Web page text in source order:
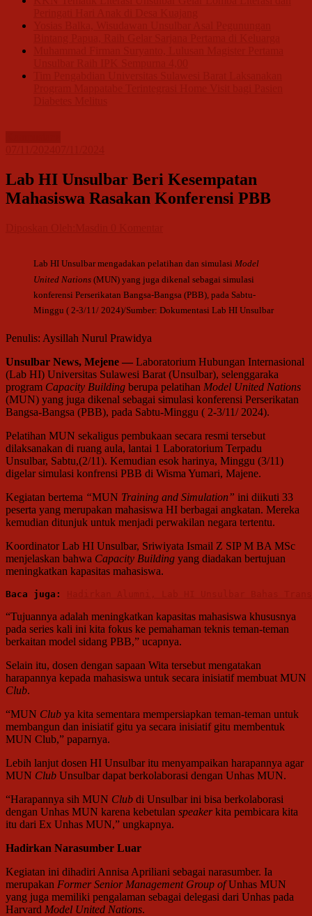
Lab HI Unsulbar Beri Kesempatan
Mahasiswa Rasakan Konferensi PBB
Lab HI Unsulbar mengadakan pelatihan dan simulasi Model
United Nations (MUN) yang juga dikenal sebagai simulasi
konferensi Perserikatan Bangsa-Bangsa (PBB), pada Sabtu-
Minggu ( 2-3/11/ 2024)/Sumber: Dokumentasi Lab HI Unsulbar
Penulis: Aysillah Nurul Prawidya
Unsulbar News, Mejene — Laboratorium Hubungan Internasional
(Lab HI) Universitas Sulawesi Barat (Unsulbar), selenggaraka
program Capacity Building berupa pelatihan Model United Nations
(MUN) yang juga dikenal sebagai simulasi konferensi Perserikatan
Bangsa-Bangsa (PBB), pada Sabtu-Minggu ( 2-3/11/ 2024).
Pelatihan MUN sekaligus pembukaan secara resmi tersebut
dilaksanakan di ruang aula, lantai 1 Laboratorium Terpadu
Unsulbar, Sabtu,(2/11). Kemudian esok harinya, Minggu (3/11)
digelar simulasi konfrensi PBB di Wisma Yumari, Majene.
Kegiatan bertema “MUN Training and Simulation” ini diikuti 33
peserta yang merupakan mahasiswa HI berbagai angkatan. Mereka
kemudian ditunjuk untuk menjadi perwakilan negara tertentu.
Koordinator Lab HI Unsulbar, Sriwiyata Ismail Z SIP M BA MSc
menjelaskan bahwa Capacity Building yang diadakan bertujuan
meningkatkan kapasitas mahasiswa.
Baca juga:
“Tujuannya adalah meningkatkan kapasitas mahasiswa khususnya
pada series kali ini kita fokus ke pemahaman teknis teman-teman
berkaitan model sidang PBB,” ucapnya.
Selain itu, dosen dengan sapaan Wita tersebut mengatakan
harapannya kepada mahasiswa untuk secara inisiatif membuat MUN
Club.
“MUN Club ya kita sementara mempersiapkan teman-teman untuk
membangun dan inisiatif gitu ya secara inisiatif gitu membentuk
MUN Club,” paparnya.
Lebih lanjut dosen HI Unsulbar itu menyampaikan harapannya agar
MUN Club Unsulbar dapat berkolaborasi dengan Unhas MUN.
“Harapannya sih MUN Club di Unsulbar ini bisa berkolaborasi
dengan Unhas MUN karena kebetulan speakerkita pembicara kita
itu dari Ex Unhas MUN,” ungkapnya.
Hadirkan Narasumber Luar
Kegiatan ini dihadiri Annisa Apriliani sebagai narasumber. Ia
merupakan Former Senior Management Group ofUnhas MUN
yang juga memiliki pengalaman sebagai delegasi dari Unhas pada
Harvard Model United Nations.